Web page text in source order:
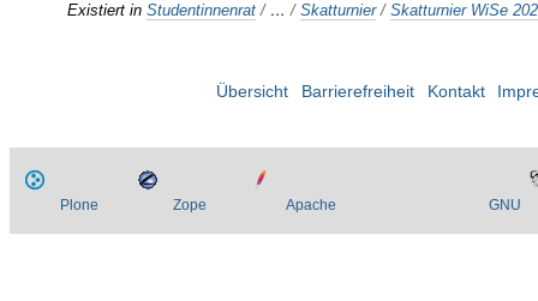
Existiert in Studentinnenrat / …/Skatturnier /Skatturnier WiSe
Übersicht Barrierefreiheit Kontakt
Plone Zope Apache GNU